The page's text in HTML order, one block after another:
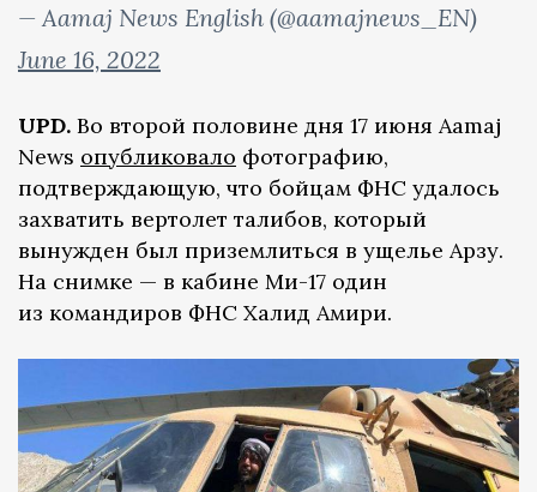
— Aamaj News English (@aamajnews_EN)
June 16, 2022
UPD. Во второй половине дня 17 июня Aamaj
News опубликовало фотографию,
подтверждающую, что бойцам ФНС удалось
захватить вертолет талибов, который
вынужден был приземлиться в ущелье Арзу.
На снимке — в кабине Ми-17 один
из командиров ФНС Халид Амири.